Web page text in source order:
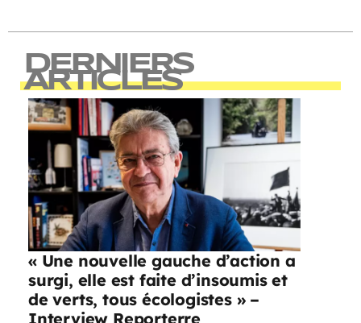
DERNIERS
ARTICLES
« Une nouvelle gauche d’action a
surgi, elle est faite d’insoumis et
de verts, tous écologistes » –
Interview Reporterre